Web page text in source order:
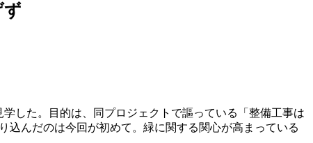
ず
した。目的は、同プロジェクトで謳っている「整備工事は
んだのは今回が初めて。緑に関する関心が高まっている